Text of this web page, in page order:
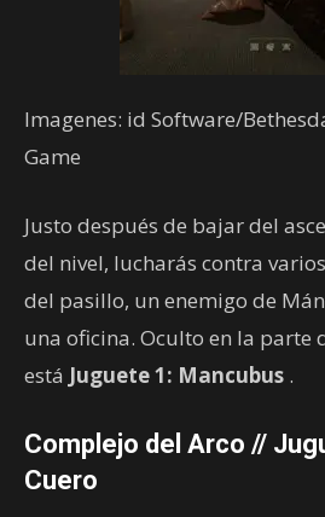
Imagenes: id Software/
Game
Justo después de bajar del
del nivel, lucharás contra
del pasillo, un enemigo de
una oficina. Oculto en la parte
está Juguete 1: Mancubus .
Complejo del Arco //
Cuero